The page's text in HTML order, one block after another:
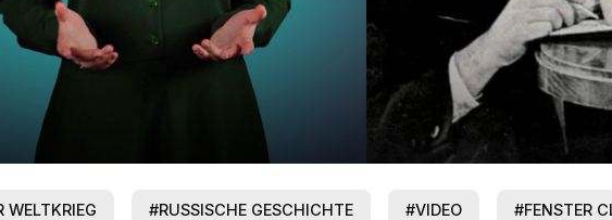
WELTKRIEG #RUSSISCHE GESCHICHTE #VIDEO #FENSTER